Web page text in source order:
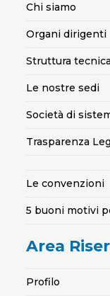
Chi siamo
Organi dirigenti
Struttura tecnica
Le nostre sedi
Società di
Trasparenza
Le convenzioni
5 buoni motivi
Area
Profilo